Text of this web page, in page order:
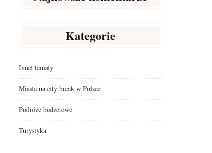
Kategorie
Innet tematy
Miasta na city break w Polsce
Podróże budżetowe
Turystyka